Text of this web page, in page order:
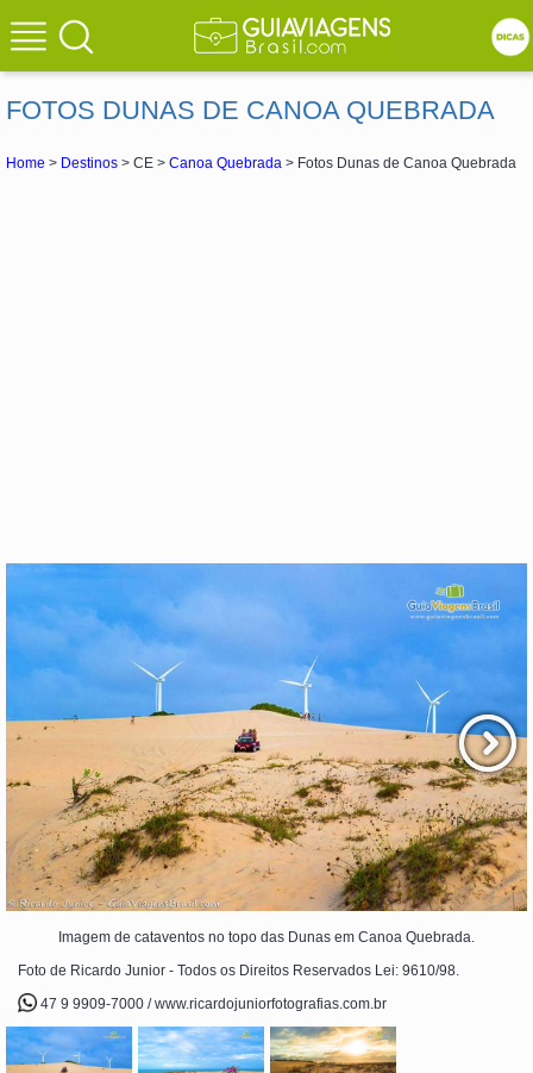
FOTOS DUNAS DE CANOA QUEBRADA
Home > Destinos > CE > Canoa Quebrada > Fotos Dunas de Canoa Quebrada
Imagem de cataventos no topo das Dunas em Canoa Quebrada.
Foto de Ricardo Junior - Todos os Direitos Reservados Lei: 9610/98.
47 9 9909-7000 / www.ricardojuniorfotografias.com.br